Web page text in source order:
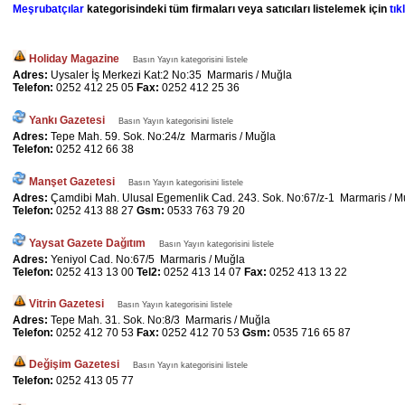
Meşrubatçılar kategorisindeki tüm firmaları veya satıcıları listelemek için
Holiday Magazine Basın Yayın kategorisini listele
Adres: Uysaler İş Merkezi Kat:2 No:35 Marmaris / Muğla
Telefon: 0252 412 25 05 Fax: 0252 412 25 36
Yankı Gazetesi Basın Yayın kategorisini listele
Adres: Tepe Mah. 59. Sok. No:24/z Marmaris / Muğla
Telefon: 0252 412 66 38
Manşet Gazetesi Basın Yayın kategorisini listele
Adres: Çamdibi Mah. Ulusal Egemenlik Cad. 243. Sok. No:67/z-1 Marmaris /
Telefon: 0252 413 88 27 Gsm: 0533 763 79 20
Yaysat Gazete Dağıtım Basın Yayın kategorisini listele
Adres: Yeniyol Cad. No:67/5 Marmaris / Muğla
Telefon: 0252 413 13 00 Tel2: 0252 413 14 07 Fax: 0252 413 13 22
Vitrin Gazetesi Basın Yayın kategorisini listele
Adres: Tepe Mah. 31. Sok. No:8/3 Marmaris / Muğla
Telefon: 0252 412 70 53 Fax: 0252 412 70 53 Gsm: 0535 716 65 87
Değişim Gazetesi Basın Yayın kategorisini listele
Telefon: 0252 413 05 77